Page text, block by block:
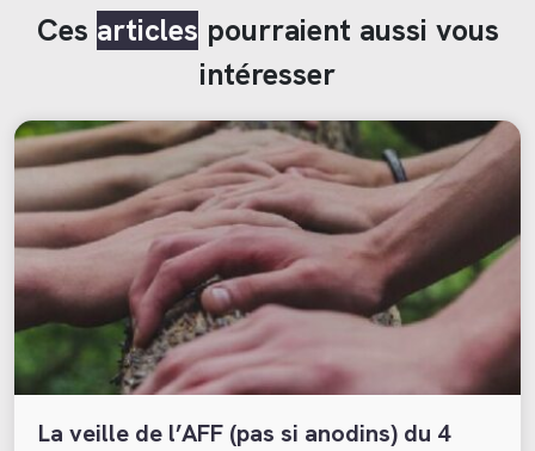
Ces articles pourraient aussi vous
intéresser
La veille de l’AFF (pas si anodins) du 4